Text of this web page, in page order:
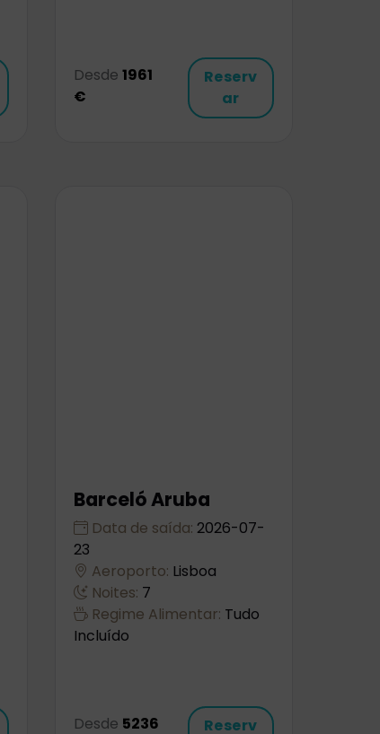
Desde 1961
€
Reserv
ar
Barceló Aruba
Data de saída: 2026-07-
23
Aeroporto: Lisboa
Noites: 7
Regime Alimentar: Tudo
Incluído
Desde 5236 Reserv